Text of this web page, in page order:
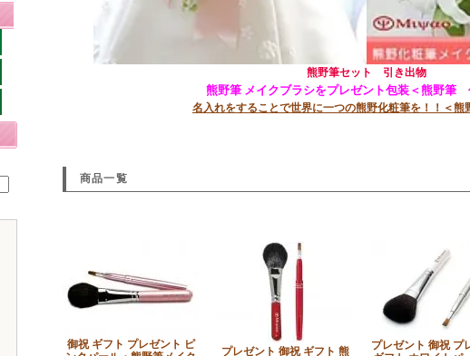
熊野筆セット 引き出物
熊野筆 メイクブラシをプレゼント包装＜熊野筆
名入れをすることで世界に一つの熊野化粧筆を！！＜
商品一覧
御祝 ギフト プレゼント ピ
プレゼント 御祝 ギフト 熊
プレゼント 御祝 プ